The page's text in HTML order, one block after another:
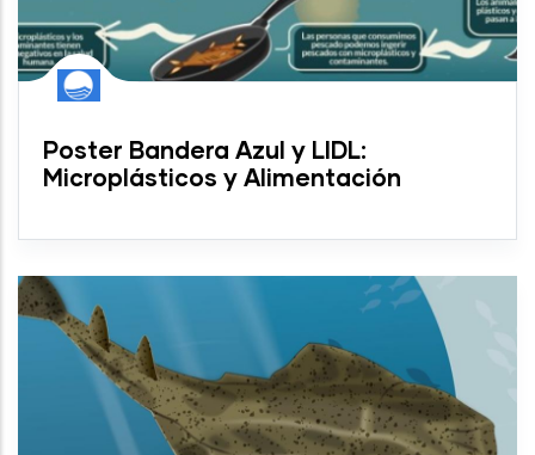
Poster Bandera Azul y LIDL:
Microplásticos y Alimentación